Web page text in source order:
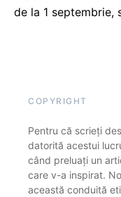
de la 1 septembrie,
COPYRIGHT
Pentru că scrieți
datorită acestui
când preluați un
care v-a inspirat.
această conduită